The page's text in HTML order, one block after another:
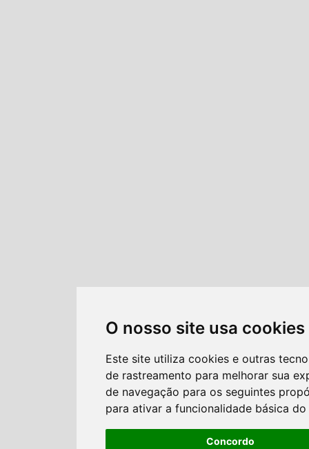
O nosso site usa cookies
Este site utiliza cookies e outras
de rastreamento para melhorar sua
de navegação para os seguintes
para ativar a funcionalidade básica
Concordo